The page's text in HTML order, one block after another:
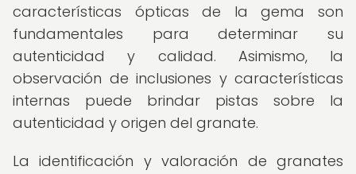
características ópticas de la gema son
fundamentales para determinar su
autenticidad y calidad. Asimismo, la
observación de inclusiones y características
internas puede brindar pistas sobre la
autenticidad y origen del granate.
La identificación y valoración de granates